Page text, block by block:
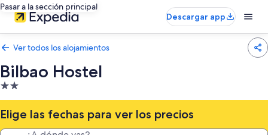
Pasar a la sección principal
Descargar app
Ver todos los alojamientos
Bilbao Hostel
Alojamiento
de
2.0 estrellas
Elige las fechas para ver los precios